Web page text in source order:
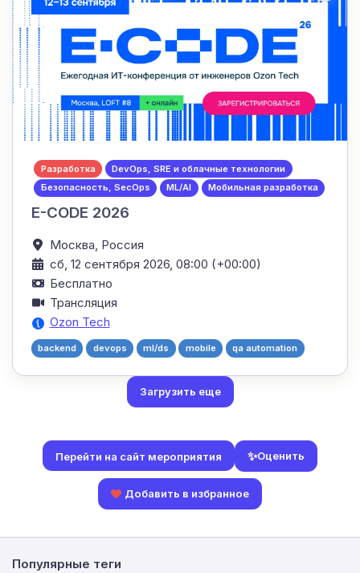
Разработка
DevOps, SRE и облачные технологии
Безопасность, SecOps
ML/AI Мобильная разработка
E-CODE 2026
Москва, Россия
сб, 12 сентября 2026, 08:00 (+00:00)
Бесплатно
Трансляция
Ozon Tech
backend devops ml/ds mobile qa automation
Загрузить еще
Перейти на сайт мероприятия ✨Оценить
Добавить в избранное
Популярные теги